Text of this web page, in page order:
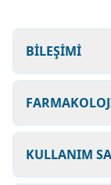
BİLEŞİMİ
KULLANIM